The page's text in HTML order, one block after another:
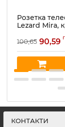
Розетка
Lezard Mira,
Артикул:701-
В наявності:5
100,65 90,59
КОНТАКТИ